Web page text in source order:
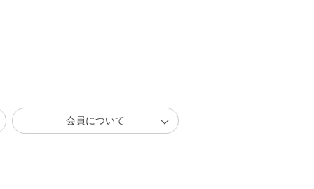
会員について